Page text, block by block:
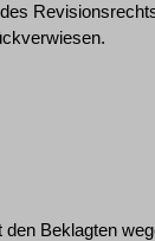
Beklagten